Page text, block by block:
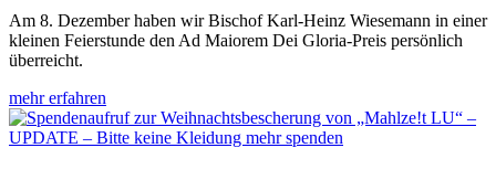
Am 8. Dezember haben wir Bischof Karl-Heinz Wiesemann in einer
kleinen Feierstunde den Ad Maiorem Dei Gloria-Preis persönlich
überreicht.
mehr erfahren